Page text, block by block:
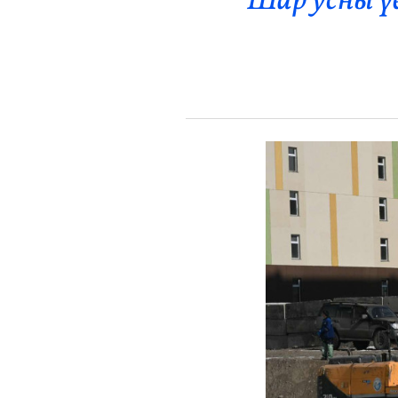
Эрүүл Мэнд
Энтертайнмент
Эрэн Сурвалжилга